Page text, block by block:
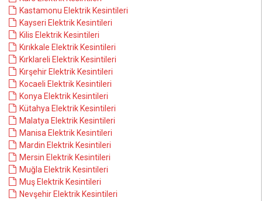
Kastamonu Elektrik Kesintileri
Kayseri Elektrik Kesintileri
Kilis Elektrik Kesintileri
Kırıkkale Elektrik Kesintileri
Kırklareli Elektrik Kesintileri
Kırşehir Elektrik Kesintileri
Kocaeli Elektrik Kesintileri
Konya Elektrik Kesintileri
Kütahya Elektrik Kesintileri
Malatya Elektrik Kesintileri
Manisa Elektrik Kesintileri
Mardin Elektrik Kesintileri
Mersin Elektrik Kesintileri
Muğla Elektrik Kesintileri
Muş Elektrik Kesintileri
Nevşehir Elektrik Kesintileri